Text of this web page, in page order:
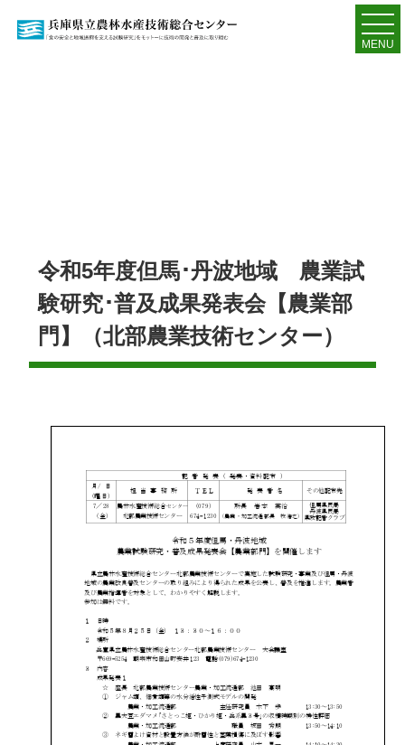
MENU
令和5年度但馬･丹波地域 農業試
験研究･普及成果発表会【農業部
門】（北部農業技術センター）